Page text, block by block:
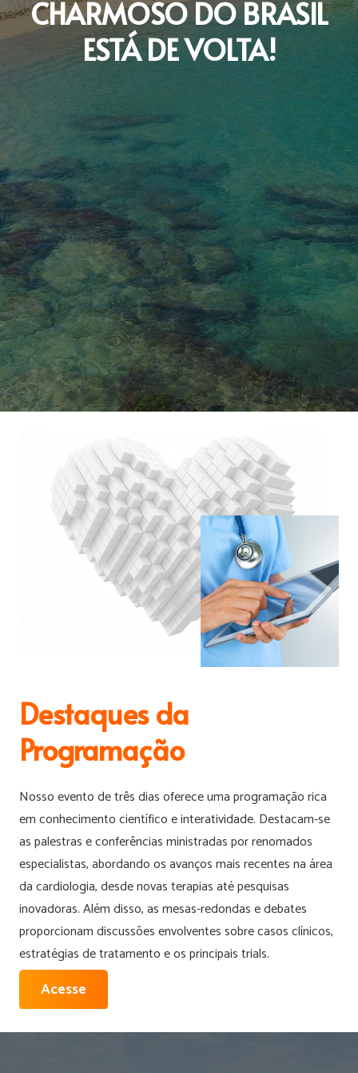
CHARMOSO DO BRASIL
ESTÁ DE VOLTA!
Destaques da
Programação
Nosso evento de três dias oferece uma programação rica
em conhecimento científico e interatividade. Destacam-se
as palestras e conferências ministradas por renomados
especialistas, abordando os avanços mais recentes na área
da cardiologia, desde novas terapias até pesquisas
inovadoras. Além disso, as mesas-redondas e debates
proporcionam discussões envolventes sobre casos clínicos,
estratégias de tratamento e os principais trials.
Acesse